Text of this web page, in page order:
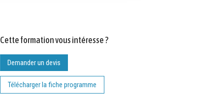
Cette formation vous intéresse ?
Demander un devis
Télécharger la fiche programme